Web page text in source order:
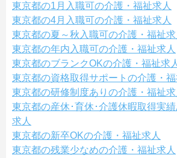
東京都の1月入職可の介護・福祉求人
東京都の4月入職可の介護・福祉求人
東京都の夏～秋入職可の介護・福祉求
東京都の年内入職可の介護・福祉求人
東京都のブランクOKの介護・福祉求人
東京都の資格取得サポートの介護・福
東京都の研修制度ありの介護・福祉求
東京都の産休･育休･介護休暇取得実
求人
東京都の新卒OKの介護・福祉求人
東京都の残業少なめの介護・福祉求人